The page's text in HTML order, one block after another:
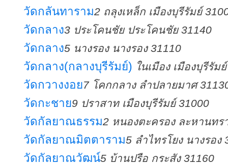
วัดกลันทาราม2 ถลุงเหล็ก เมืองบุรีรัมย์
วัดกลาง3 ประโคนชัย ประโคนชัย 31140
วัดกลาง5 นางรอง นางรอง 31110
วัดกลาง(กลางบุรีรัมย์) ในเมือง เมืองบุรีรัม
วัดกวางงอย7 โคกกลาง ลำปลายมาศ
วัดกะชาย9 ปราสาท เมืองบุรีรัมย์ 31000
วัดกัลยาณธรรม2 หนองตะครอง ละหานทร
วัดกัลยาณมิตตาราม5 ลำไทรโยง นางรอง
วัดกัลยาณวัฒน์5 บ้านปรือ กระสัง 31160